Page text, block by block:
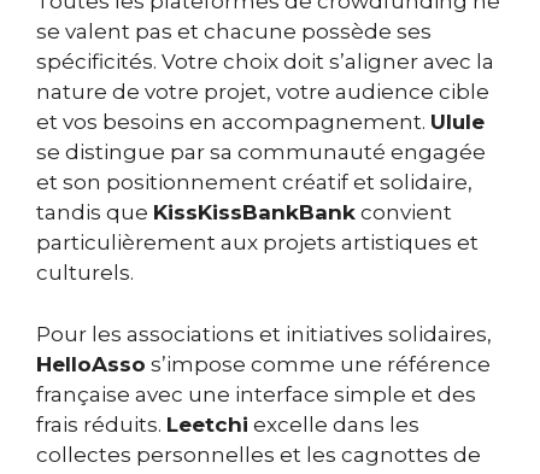
se valent pas et chacune possède ses
spécificités. Votre choix doit s’aligner avec la
nature de votre projet, votre audience cible
et vos besoins en accompagnement. Ulule
se distingue par sa communauté engagée
et son positionnement créatif et solidaire,
tandis que KissKissBankBank convient
particulièrement aux projets artistiques et
culturels.
Pour les associations et initiatives solidaires,
HelloAsso s’impose comme une référence
française avec une interface simple et des
frais réduits. Leetchi excelle dans les
collectes personnelles et les cagnottes de